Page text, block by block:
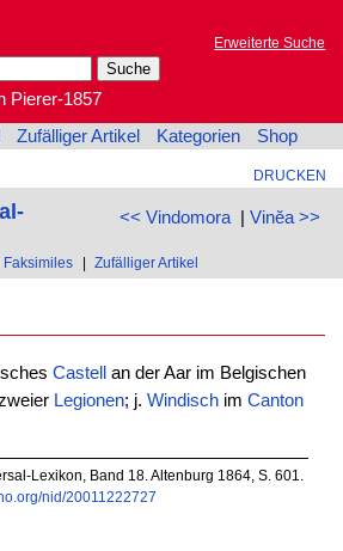
Erweiterte Suche
Pierer-1857
Zufälliger Artikel Kategorien Shop
DRUCKEN
<< Vindomora| Vinĕa >>
Faksimiles Zufälliger Artikel
Castell
an der Aar im Belgischen
Legionen; j. Windischim Canton
Lexikon, Band 18. Altenburg 1864, S. 601.
nid/20011222727